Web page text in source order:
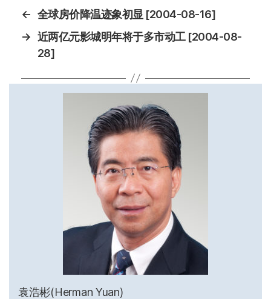
← 全球房价降温迹象初显 [2004-08-16]
→ 近两亿元影城明年将于多市动工 [2004-08-
28]
袁浩彬(Herman Yuan)